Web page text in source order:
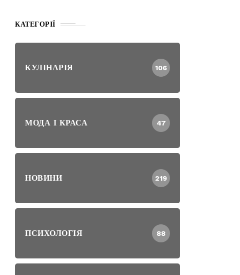
КАТЕГОРІЇ
КУЛІНАРІЯ 106
МОДА І КРАСА 47
НОВИНИ 219
ПСИХОЛОГІЯ 88